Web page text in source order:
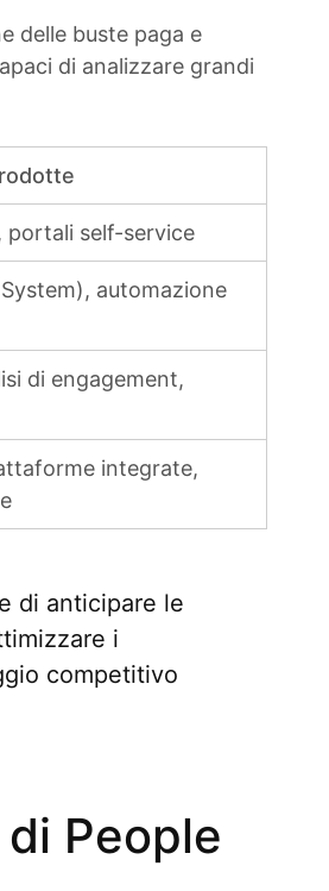
delle buste paga e
di analizzare grandi
portali self-service
automazione
di engagement,
integrate,
di anticipare le
i
competitivo
People